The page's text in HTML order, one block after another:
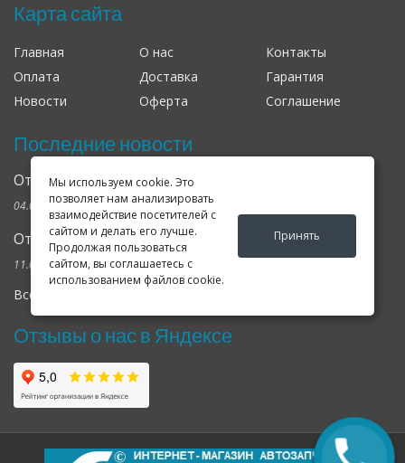
Мы используем cookie. Это
позволяет нам анализировать
взаимодействие посетителей с
сайтом и делать его лучше.
Продолжая пользоваться
сайтом, вы соглашаетесь с
использованием файлов cookie.
Принять
Карта сайта
Главная О нас
Контакты
Оплата
Доставка
Гарантия
Новости
Оферта Соглашение
Последние новости
Открылся клубный сервис Geely в Петербурге
04.09.2024
Отзывы о нас в Яндексе и Гугле
11.02.2019
Все новости
Отзывы о нас в Яндексе